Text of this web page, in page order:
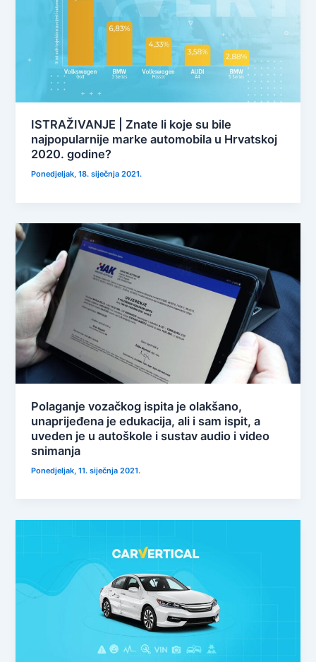
ISTRAŽIVANJE | Znate li koje su bile
najpopularnije marke automobila u Hrvatskoj
2020. godine?
Ponedjeljak, 18. siječnja 2021.
Polaganje vozačkog ispita je olakšano,
unaprijeđena je edukacija, ali i sam ispit, a
uveden je u autoškole i sustav audio i video
snimanja
Ponedjeljak, 11. siječnja 2021.